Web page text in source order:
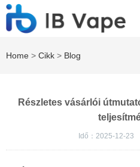
Home > Cikk > Blog
Részletes vásárlói
Idő：2025-12-23